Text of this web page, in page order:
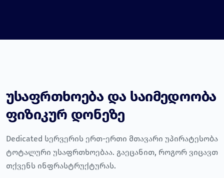
უსაფრთხოება და საიმედოობა
ფიზიკურ დონეზე
Dedicated სერვერის ერთ-ერთი მთავარი უპირატესობა
ტოტალური უსაფრთხოებაა. გაეცანით, როგორ ვიცავთ
თქვენს ინფრასტრუქტურას.